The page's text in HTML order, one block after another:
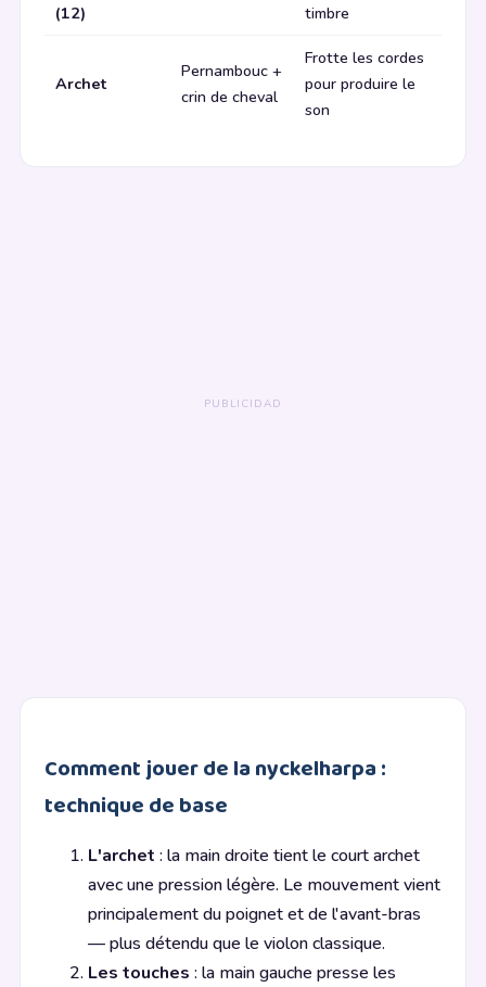
(12)
timbre
Archet
Pernambouc +
crin de cheval
Frotte les cordes
pour produire le
son
Comment jouer de la nyckelharpa :
technique de base
L'archet : la main droite tient le court archet
avec une pression légère. Le mouvement vient
principalement du poignet et de l'avant-bras
— plus détendu que le violon classique.
Les touches : la main gauche presse les